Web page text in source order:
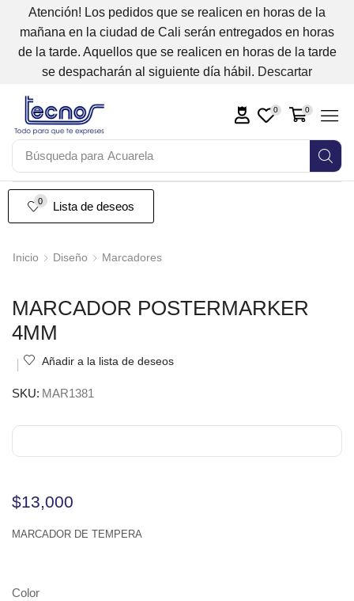
Atención! Los pedidos que se realicen en horas de la
mañana en la ciudad de Cali serán entregados en horas
de la tarde. Aquellos que se realicen en horas de la tarde
se despacharán al siguiente día hábil. Descartar
Búsqueda para Acuarela
0 0
0 Lista de deseos
Inicio Diseño Marcadores
MARCADOR POSTERMARKER
4MM
Añadir a la lista de deseos
SKU: MAR1381
$13,000
MARCADOR DE TEMPERA
Color